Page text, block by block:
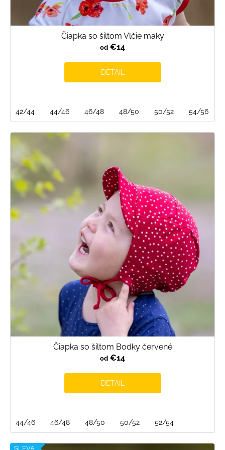
Čiapka so šiltom Vlčie maky
od €14
DETAIL
42/44 44/46 46/48 48/50 50/52 54/56
Čiapka so šiltom Bodky červené
od €14
DETAIL
44/46 46/48 48/50 50/52 52/54
SLEVA